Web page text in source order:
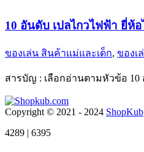
10 อันดับ เปลไกวไฟฟ้า ยี่ห้
ของเล่น สินค้าแม่และเด็ก, ของเ
สารบัญ : เลือกอ่านตามหัวข้อ
Copyright © 2021 - 2024 ShopKub
4289 | 6395